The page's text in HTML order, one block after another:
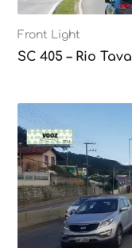
Front Light
SC 405 – Rio